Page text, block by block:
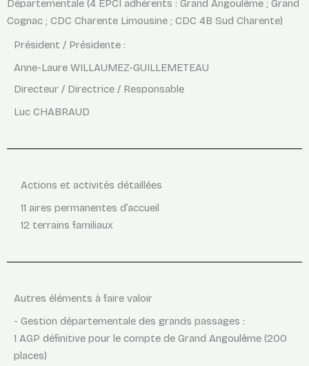
Départementale (4 EPCI adhérents : Grand Angoulême ; Grand
Cognac ; CDC Charente Limousine ; CDC 4B Sud Charente)
Président / Présidente :
Anne-Laure WILLAUMEZ-GUILLEMETEAU
Directeur / Directrice / Responsable
Luc CHABRAUD
Actions et activités détaillées
11 aires permanentes d’accueil
12 terrains familiaux
Autres éléments à faire valoir
- Gestion départementale des grands passages :
1 AGP définitive pour le compte de Grand Angoulême (200
places)